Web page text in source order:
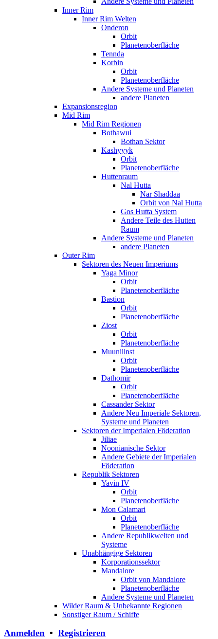
Inner Rim
Inner Rim Welten
Onderon
Orbit
Planetenoberfläche
Tennda
Korbin
Orbit
Planetenoberfläche
Andere Systeme und Planeten
andere Planeten
Expansionsregion
Mid Rim
Mid Rim Regionen
Bothawui
Bothan Sektor
Kashyyyk
Orbit
Planetenoberfläche
Huttenraum
Nal Hutta
Nar Shaddaa
Orbit von Nal Hutta
Gos Hutta System
Andere Teile des Hutten
Raum
Andere Systeme und Planeten
andere Planeten
Outer Rim
Sektoren des Neuen Imperiums
Yaga Minor
Orbit
Planetenoberfläche
Bastion
Orbit
Planetenoberfläche
Ziost
Orbit
Planetenoberfläche
Muunilinst
Orbit
Planetenoberfläche
Dathomir
Orbit
Planetenoberfläche
Cassander Sektor
Andere Neu Imperiale Sektoren,
Systeme und Planeten
Sektoren der Imperialen Föderation
Jiliae
Noonianische Sektor
Andere Gebiete der Imperialen
Föderation
Republik Sektoren
Yavin IV
Orbit
Planetenoberfläche
Mon Calamari
Orbit
Planetenoberfläche
Andere Republikwelten und
Systeme
Unabhängige Sektoren
Korporationssektor
Mandalore
Orbit von Mandalore
Planetenoberfläche
Andere Systeme und Planeten
Wilder Raum & Unbekannte Regionen
Sonstiger Raum / Schiffe
Anmelden • Registrieren